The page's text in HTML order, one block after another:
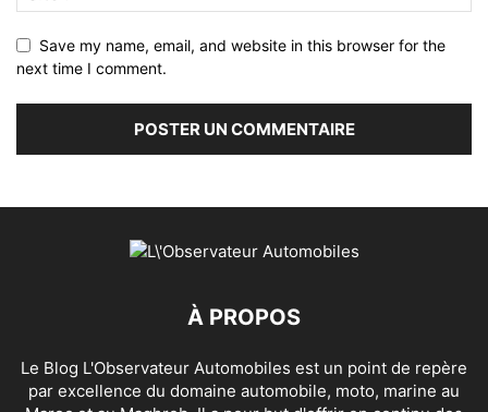
Save my name, email, and website in this browser for the
next time I comment.
À PROPOS
Le Blog L'Observateur Automobiles est un point de repère
par excellence du domaine automobile, moto, marine au